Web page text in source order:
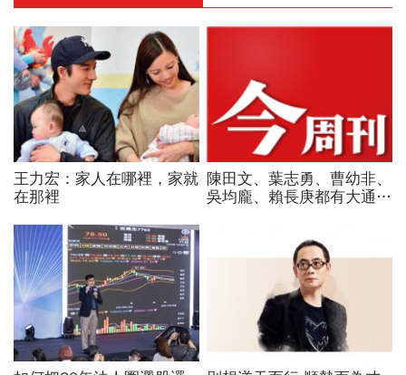
王力宏：家人在哪裡，家就
在那裡
陳田文、葉志勇、曹幼非、
吳均龐、賴長庚都有大通的